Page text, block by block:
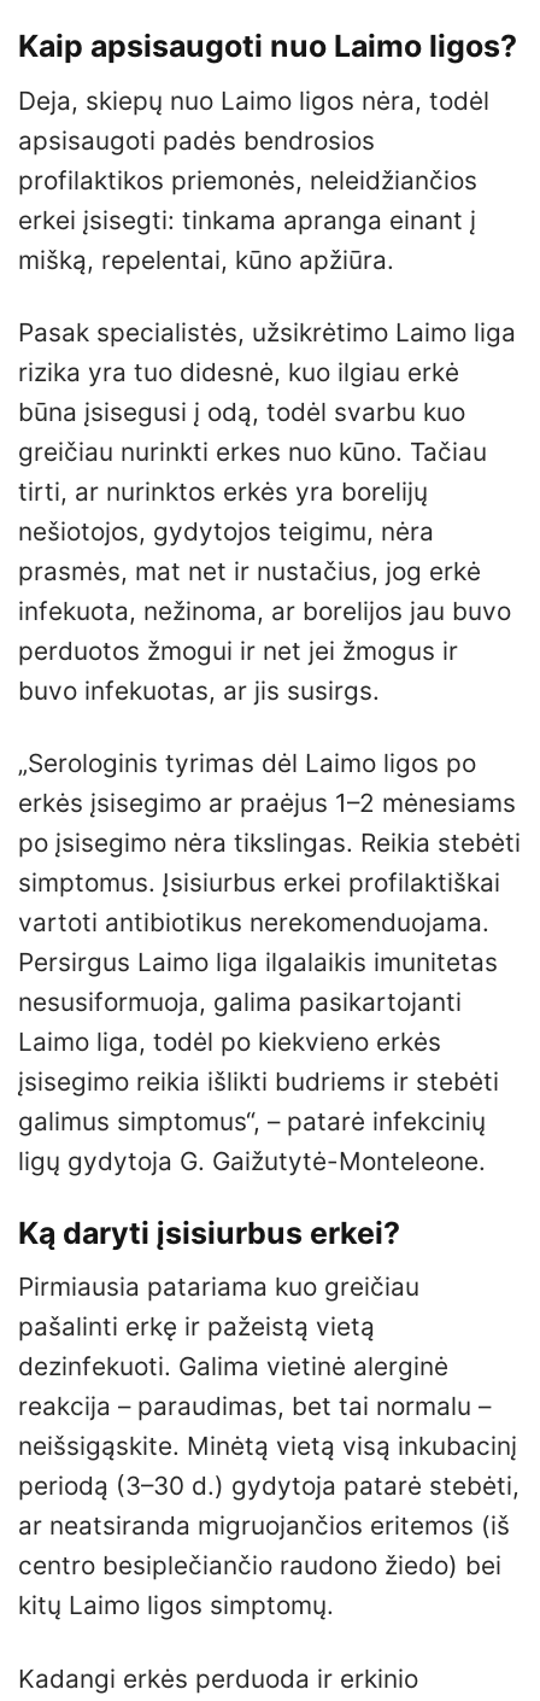
Kaip apsisaugoti nuo Laimo ligos?
Deja, skiepų nuo Laimo ligos nėra, todėl
apsisaugoti padės bendrosios
profilaktikos priemonės, neleidžiančios
erkei įsisegti: tinkama apranga einant į
mišką, repelentai, kūno apžiūra.
Pasak specialistės, užsikrėtimo Laimo liga
rizika yra tuo didesnė, kuo ilgiau erkė
būna įsisegusi į odą, todėl svarbu kuo
greičiau nurinkti erkes nuo kūno. Tačiau
tirti, ar nurinktos erkės yra borelijų
nešiotojos, gydytojos teigimu, nėra
prasmės, mat net ir nustačius, jog erkė
infekuota, nežinoma, ar borelijos jau buvo
perduotos žmogui ir net jei žmogus ir
buvo infekuotas, ar jis susirgs.
„Serologinis tyrimas dėl Laimo ligos po
erkės įsisegimo ar praėjus 1–2 mėnesiams
po įsisegimo nėra tikslingas. Reikia stebėti
simptomus. Įsisiurbus erkei profilaktiškai
vartoti antibiotikus nerekomenduojama.
Persirgus Laimo liga ilgalaikis imunitetas
nesusiformuoja, galima pasikartojanti
Laimo liga, todėl po kiekvieno erkės
įsisegimo reikia išlikti budriems ir stebėti
galimus simptomus“, – patarė infekcinių
ligų gydytoja G. Gaižutytė-Monteleone.
Ką daryti įsisiurbus erkei?
Pirmiausia patariama kuo greičiau
pašalinti erkę ir pažeistą vietą
dezinfekuoti. Galima vietinė alerginė
reakcija – paraudimas, bet tai normalu –
neišsigąskite. Minėtą vietą visą inkubacinį
periodą (3–30 d.) gydytoja patarė stebėti,
ar neatsiranda migruojančios eritemos (iš
centro besiplečiančio raudono žiedo) bei
kitų Laimo ligos simptomų.
Kadangi erkės perduoda ir erkinio